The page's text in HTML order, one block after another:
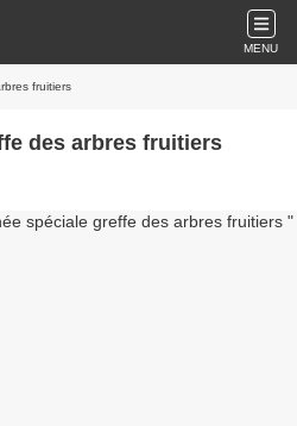
MENU
fruitiers
des arbres fruitiers